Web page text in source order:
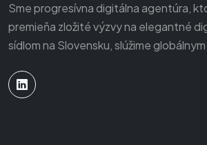
Sme progresívna digitálna agentúra,
premieňa zložité výzvy na elegantné
sídlom na Slovensku, slúžime